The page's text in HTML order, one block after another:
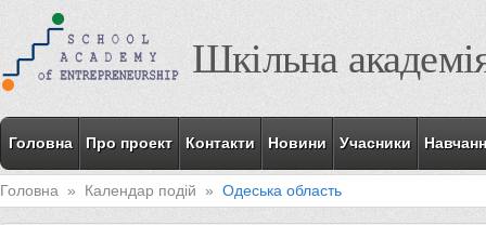
Шкільна
Головна Про проект Контакти Новини Учасники
Головна » Календар подій » Одеська область